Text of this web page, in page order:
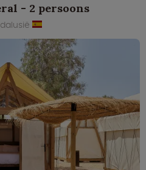
- 2 persoons